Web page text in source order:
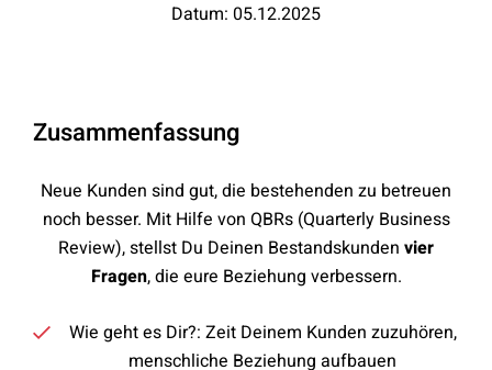
Datum: 05.12.2025
Zusammenfassung
Neue Kunden sind gut, die bestehenden zu betreuen
noch besser. Mit Hilfe von QBRs (Quarterly Business
Review), stellst Du Deinen Bestandskunden vier
Fragen, die eure Beziehung verbessern.
Wie geht es Dir?: Zeit Deinem Kunden zuzuhören,
menschliche Beziehung aufbauen